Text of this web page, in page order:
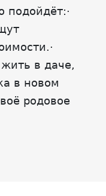
в даче,
в новом
родовое